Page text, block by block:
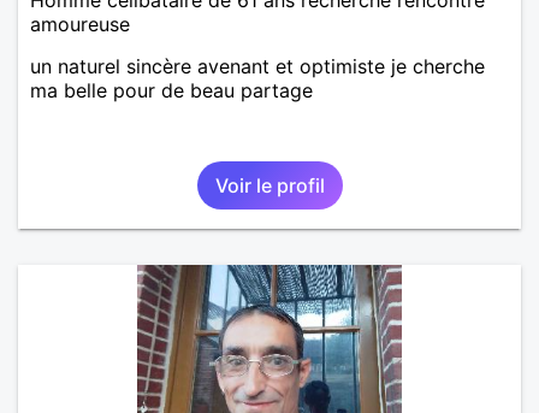
amoureuse
un naturel sincère avenant et optimiste je cherche
ma belle pour de beau partage
Voir le profil